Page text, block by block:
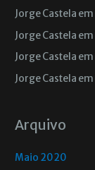
Jorge Castela em
Jorge Castela em
Jorge Castela em
Jorge Castela em
Arquivo
Maio 2020